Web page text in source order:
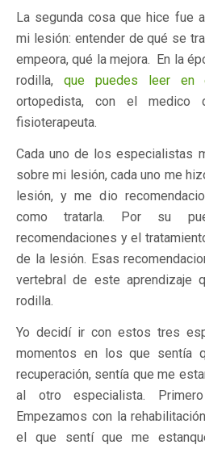
La segunda cosa que hice fue
mi lesión: entender de qué se
empeora, qué la mejora. En la
rodilla, que puedes leer en
ortopedista, con el
fisioterapeuta.
Cada uno de los especialistas
sobre mi lesión, cada uno me
lesión, y me dio
como tratarla. Por su
recomendaciones y el
de la lesión. Esas
vertebral de este aprendizaje
rodilla.
Yo decidí ir con estos tres
momentos en los que sentía
recuperación, sentía que me
al otro especialista.
Empezamos con la
el que sentí que me